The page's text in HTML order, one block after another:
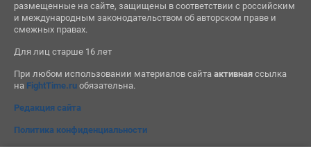
размещенные на сайте, защищены в соответствии с российским
и международным законодательством об авторском праве и
смежных правах.
Для лиц старше 16 лет
При любом использовании материалов сайта активнаяссылка
на FightTime.ruобязательна.
Редакция сайта
Политика конфиденциальности